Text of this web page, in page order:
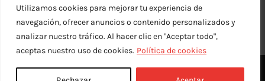
Utilizamos cookies para mejorar tu experiencia de
navegación, ofrecer anuncios o contenido personalizados y
analizar nuestro tráfico. Al hacer clic en "Aceptar todo",
aceptas nuestro uso de cookies. Política de cookies